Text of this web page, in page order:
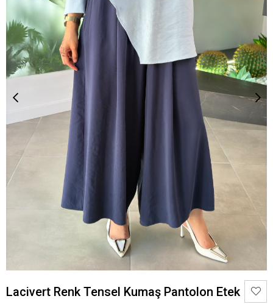
Lacivert Renk Tensel Kumaş Pantolon Etek